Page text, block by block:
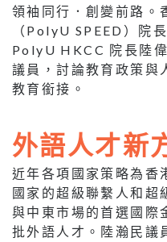
領袖同行．創變前路。
（PolyU SPEED）院
PolyU HKCC 院長陸
議員，討論教育政策與
教育銜接。
外語人才新
近年各項國家策略為香
國家的超級聯繫人和超
與中東市場的首選國際
批外語人才。陸瀚民議